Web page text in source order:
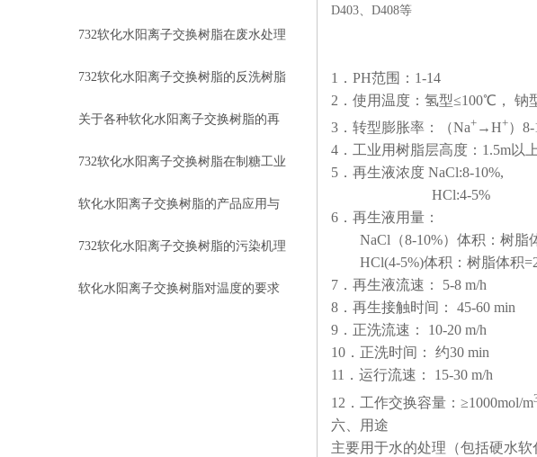
高效工具
732软化水阳离子交换树脂在废水处理
中的应用
732软化水阳离子交换树脂的反洗树脂
膨胀率与工作原理
关于各种软化水阳离子交换树脂的再
生
732软化水阳离子交换树脂在制糖工业
的作用与优点
软化水阳离子交换树脂的产品应用与
规程
732软化水阳离子交换树脂的污染机理
软化水阳离子交换树脂对温度的要求
D403、D408等
1．PH范围：1-14
2．使用温度：氢型≤100℃， 钠
3．转型膨胀率：（Na+ →H+）
4．工业用树脂层高度：1.5m以上
5．再生液浓度 NaCl:8-10%,
HCl:4-5%
6．再生液用量：
NaCl（8-10%）体积：树脂
HCl(4-5%)体积：树脂体积
7．再生液流速： 5-8 m/h
8．再生接触时间： 45-60 min
9．正洗流速： 10-20 m/h
10．正洗时间： 约30 min
11．运行流速： 15-30 m/h
12．工作交换容量：≥1000mol/m
六、用途
主要用于水的处理（包括硬水